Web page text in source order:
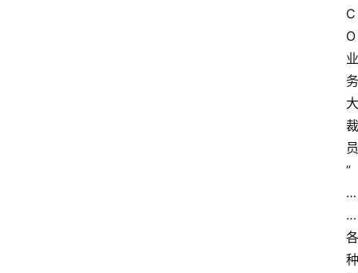
C
O
业
务
大
裁
员
”
…
…
各
种